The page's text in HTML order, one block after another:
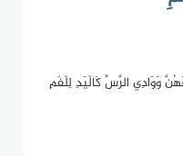
وَوَادِي الرَّسِّ كَالْيَدِ لِلْفَمِ